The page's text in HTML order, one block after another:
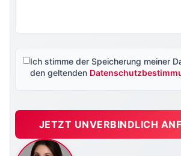
Ich stimme der Speicherung meiner
den geltenden
JETZT UNVERBINDLICH